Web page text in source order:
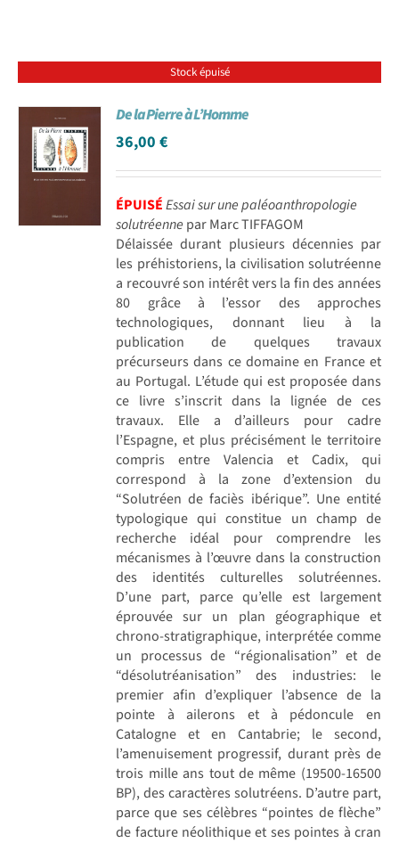
Stock épuisé
De la Pierre à L’Homme
36,00€
ÉPUISÉEssai sur une paléoanthropologie
solutréenne par Marc TIFFAGOM
Délaissée durant plusieurs décennies par
les préhistoriens, la civilisation solutréenne
a recouvré son intérêt vers la fin des années
80 grâce à l’essor des approches
technologiques, donnant lieu à la
publication de quelques travaux
précurseurs dans ce domaine en France et
au Portugal. L’étude qui est proposée dans
ce livre s’inscrit dans la lignée de ces
travaux. Elle a d’ailleurs pour cadre
l’Espagne, et plus précisément le territoire
compris entre Valencia et Cadix, qui
correspond à la zone d’extension du
“Solutréen de faciès ibérique”. Une entité
typologique qui constitue un champ de
recherche idéal pour comprendre les
mécanismes à l’œuvre dans la construction
des identités culturelles solutréennes.
D’une part, parce qu’elle est largement
éprouvée sur un plan géographique et
chrono-stratigraphique, interprétée comme
un processus de “régionalisation” et de
“désolutréanisation” des industries: le
premier afin d’expliquer l’absence de la
pointe à ailerons et à pédoncule en
Catalogne et en Cantabrie; le second,
l’amenuisement progressif, durant près de
trois mille ans tout de même (19500-16500
BP), des caractères solutréens. D’autre part,
parce que ses célèbres “pointes de flèche”
de facture néolithique et ses pointes à cran